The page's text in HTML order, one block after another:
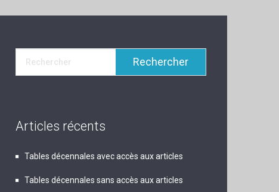
Articles récents
Tables décennales avec accès aux articles
Tables décennales sans accès aux articles